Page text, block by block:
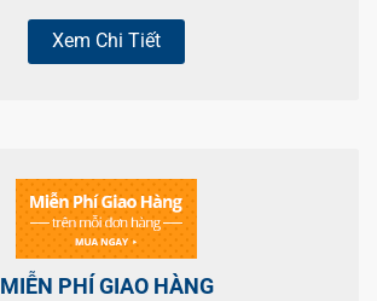
Xem Chi Tiết
MIỄN PHÍ GIAO HÀNG